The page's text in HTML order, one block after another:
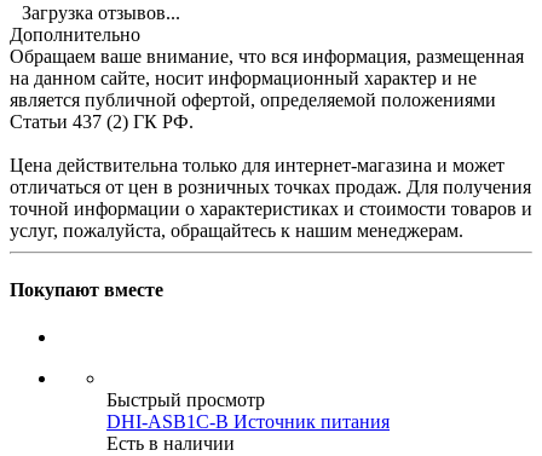
Загрузка отзывов...
Дополнительно
Обращаем ваше внимание, что вся информация, размещенная
на данном сайте, носит информационный характер и не
является публичной офертой, определяемой положениями
Статьи 437 (2) ГК РФ.
Цена действительна только для интернет-магазина и может
отличаться от цен в розничных точках продаж. Для получения
точной информации о характеристиках и стоимости товаров и
услуг, пожалуйста, обращайтесь к нашим менеджерам.
Покупают вместе
Быстрый просмотр
DHI-ASB1C-B Источник питания
Есть в наличии